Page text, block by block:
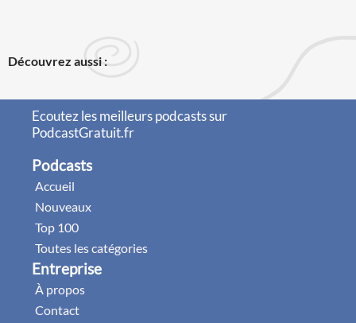
Découvrez aussi :
Ecoutez les meilleurs podcasts sur
PodcastGratuit.fr
Podcasts
Accueil
Nouveaux
Top 100
Toutes les catégories
Entreprise
À propos
Contact